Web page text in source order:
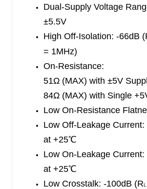
inputs are between0.8V and 2.4V.
SSOP-16, TSSOP-16 and
packages. It
Dual-Supply Voltage
±5.5V
High Off-Isolation: -66dB
= 1MHz)
On-Resistance:
51Ω (MAX) with ±5V
84Ω (MAX) with Single
Low On-Resistance
Low Off-Leakage Current:
at +25℃
Low On-Leakage Current:
at +25℃
Low Crosstalk: -100dB (RL